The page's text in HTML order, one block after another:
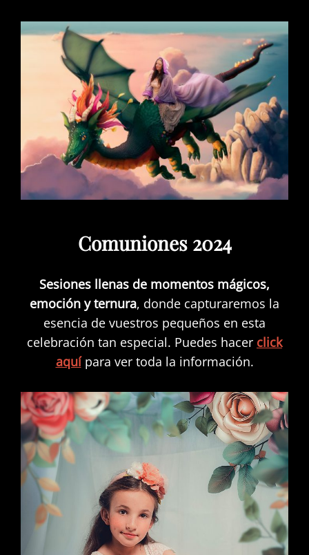
Comuniones 2024
Sesiones llenas de momentos mágicos,
emoción y ternura, donde capturaremos la
esencia de vuestros pequeños en esta
celebración tan especial. Puedes hacer click
aquípara ver toda la información.